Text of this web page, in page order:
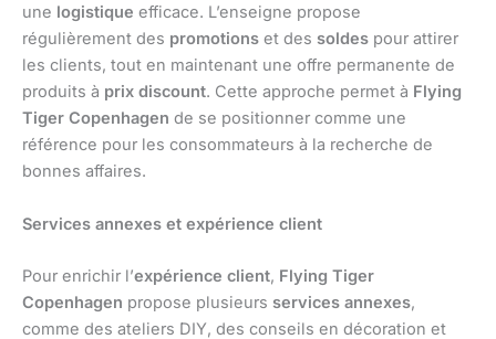
une logistique efficace. L’enseigne propose
régulièrement des promotions et des soldes pour attirer
les clients, tout en maintenant une offre permanente de
produits à prix discount. Cette approche permet à Flying
Tiger Copenhagen de se positionner comme une
référence pour les consommateurs à la recherche de
bonnes affaires.
Services annexes et expérience client
Pour enrichir l’expérience client, Flying Tiger
Copenhagen propose plusieurs services annexes,
comme des ateliers DIY, des conseils en décoration et